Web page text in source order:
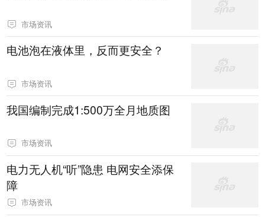
市场资讯
电池泡在液体里，反而更安全？
市场资讯
我国编制完成1:500万全月地质图
市场资讯
电力无人机“听”隐患 电网安全添保
障
市场资讯